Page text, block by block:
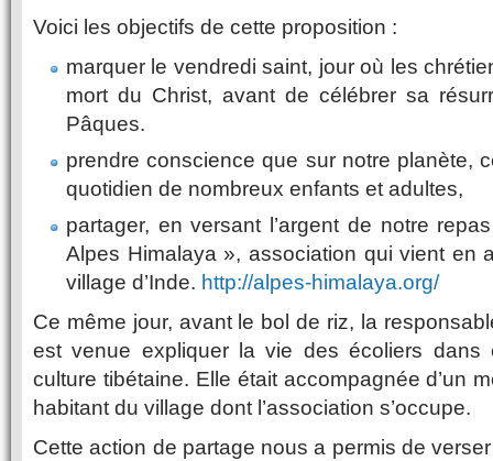
Voici les objectifs de cette proposition :
marquer le vendredi saint, jour où les
mort du Christ, avant de célébrer sa
Pâques.
prendre conscience que sur notre planète,
quotidien de nombreux enfants et adultes,
partager, en versant l’argent de notre
Alpes Himalaya », association qui vient en
village d’Inde. http://alpes-himalaya.org/
Ce même jour, avant le bol de riz, la
est venue expliquer la vie des écoliers dans
culture tibétaine. Elle était accompagnée d’un
habitant du village dont l’association s’occupe.
Cette action de partage nous a permis de